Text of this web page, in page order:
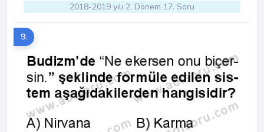
2018-2019 yılı 2. Dönem 17. Soru
9.